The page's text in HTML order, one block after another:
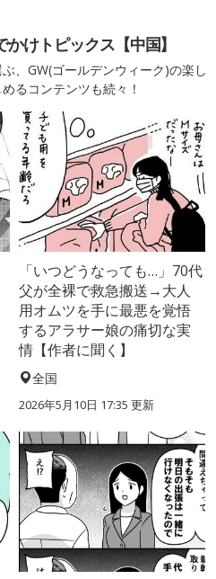
けトピックス【中国】
、GW(ゴールデンウィーク)の楽し
るコンテンツも続々！
「いつどうなっても…」70代
父が全裸で救急搬送→大人
用オムツを手に最悪を覚悟
するアラサー娘の痛切な実
情【作者に聞く】
全国
2026年5月10日 17:35 更新